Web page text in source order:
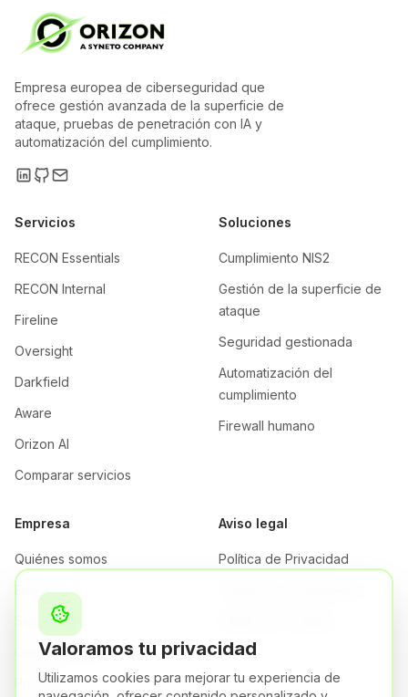
Empresa europea de ciberseguridad que
ofrece gestión avanzada de la superficie de
ataque, pruebas de penetración con IA y
automatización del cumplimiento.
Servicios
RECON Essentials
RECON Internal
Fireline
Oversight
Darkfield
Aware
Orizon AI
Comparar servicios
Soluciones
Cumplimiento NIS2
Gestión de la superficie de
ataque
Seguridad gestionada
Automatización del
cumplimiento
Firewall humano
Empresa
Quiénes somos
Empresa
Seguridad
Certificaciones
Precios
Aviso legal
Política de Privacidad
Valoramos tu privacidad
Utilizamos cookies para mejorar tu experiencia de